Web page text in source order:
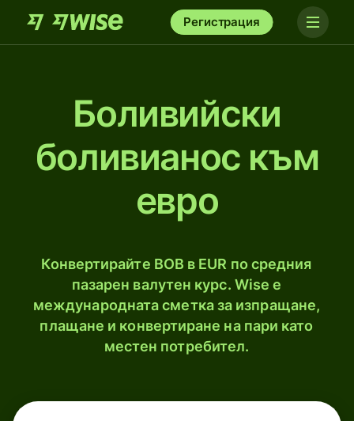
Регистрация
Боливийски
боливианос към
евро
Конвертирайте BOB в EUR по средния
пазарен валутен курс. Wise е
международната сметка за изпращане,
плащане и конвертиране на пари като
местен потребител.